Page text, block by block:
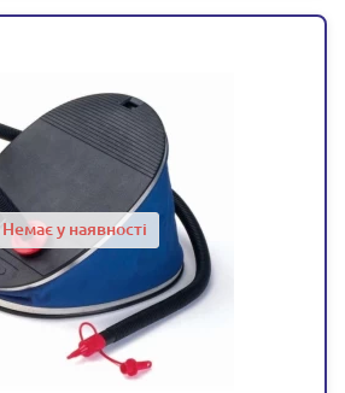
Немає у наявності